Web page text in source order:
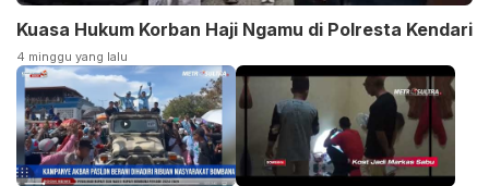
Kuasa Hukum Korban Haji Ngamu di Polresta Kendari
4 minggu yang lalu